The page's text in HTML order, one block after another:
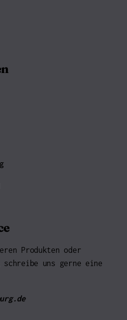
Produkten oder
uns gerne eine